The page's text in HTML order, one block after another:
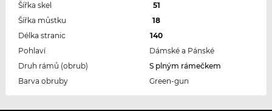
Šířka skel
51
Šířka můstku
18
Délka stranic
140
Pohlaví
Dámské a Pánské
Druh rámů (obrub)
S plným rámečkem
Barva obruby
Green-gun